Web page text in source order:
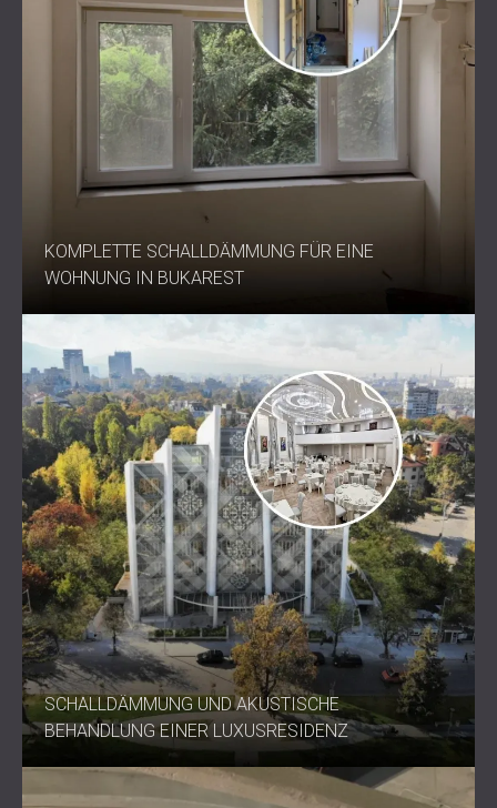
Projekte, die eine verbesserte Resonanz- und
Vibrationskontrolle erfordern
Verbessern Sie Ihre
Schalldämmung auf intelligente
Weise
DCvisco™ verleiht jedem Schallschutzprojekt messbare
Installation.Kontaktieren Sie DECIBEL noch heute,um zu
erfahren, wie diese Membran Ihr System optimieren kann.
KOMPLETTE SCHALLDÄMMUNG FÜR EINE
WOHNUNG IN BUKAREST
SCHALLDÄMMUNG UND AKUSTISCHE
BEHANDLUNG EINER LUXUSRESIDENZ